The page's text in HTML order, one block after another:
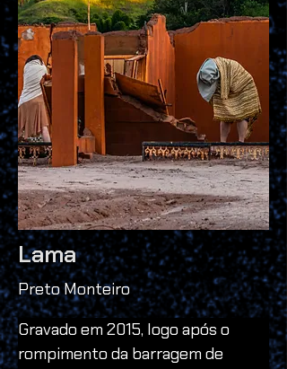
Lama
Preto Monteiro
Gravado em 2015, logo após o
rompimento da barragem de